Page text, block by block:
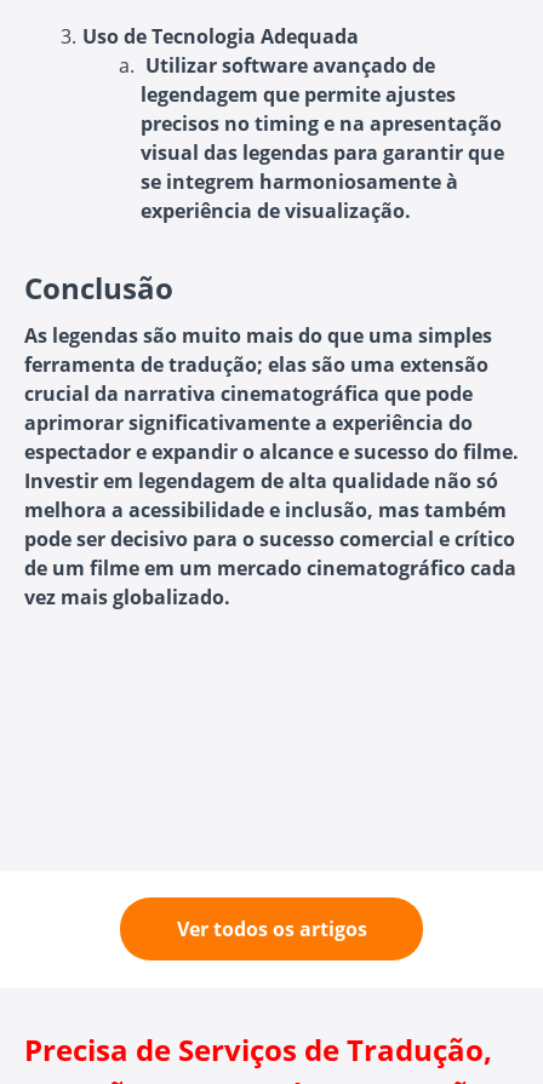
Uso de Tecnologia Adequada
Utilizar software avançado de
legendagem que permite ajustes
precisos no timing e na apresentação
visual das legendas para garantir que
se integrem harmoniosamente à
experiência de visualização.
Conclusão
As legendas são muito mais do que uma simples
ferramenta de tradução; elas são uma extensão
crucial da narrativa cinematográfica que pode
aprimorar significativamente a experiência do
espectador e expandir o alcance e sucesso do filme.
Investir em legendagem de alta qualidade não só
melhora a acessibilidade e inclusão, mas também
pode ser decisivo para o sucesso comercial e crítico
de um filme em um mercado cinematográfico cada
vez mais globalizado.
Ver todos os artigos
Precisa de Serviços de Tradução,